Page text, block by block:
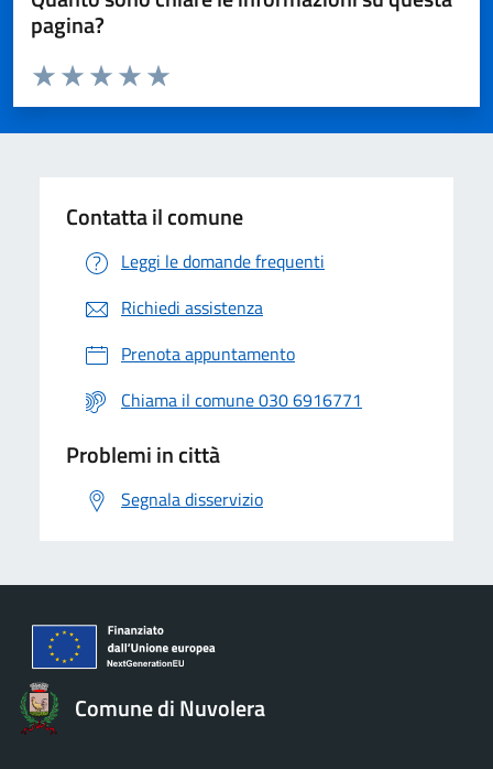
pagina?
Valuta da 1 a 5 stelle la pagina
Valuta 5 stelle su 5
Valuta 4 stelle su 5
Valuta 3 stelle su 5
Valuta 2 stelle su 5
Valuta 1 stelle su 5
Contatta il comune
Leggi le domande frequenti
Richiedi assistenza
Prenota appuntamento
Chiama il comune 030 6916771
Problemi in città
Segnala disservizio
Comune di Nuvolera